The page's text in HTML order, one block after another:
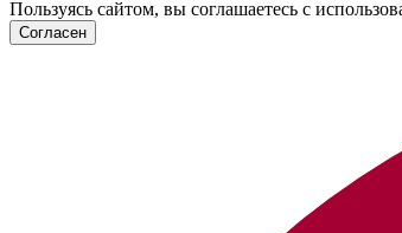
Пользуясь сайтом, вы соглашаетесь с
Согласен